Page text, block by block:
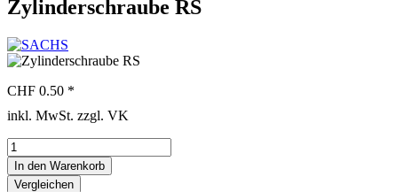
Zylinderschraube RS
CHF 0.50 *
inkl. MwSt. zzgl. VK
In den Warenkorb
Vergleichen